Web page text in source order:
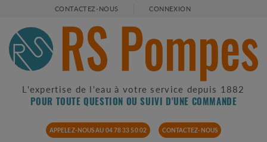
CONTACTEZ-NOUS CONNEXION
L'expertise de l'eau à votre service depuis 1882
POUR TOUTE QUESTION OU SUIVI D'UNE COMMANDE
APPELEZ-NOUS AU 04 78 33 50 02 CONTACTEZ-NOUS